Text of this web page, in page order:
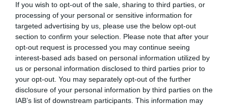
If you wish to opt-out of the sale, sharing to third parties, or
processing of your personal or sensitive information for
targeted advertising by us, please use the below opt-out
section to confirm your selection. Please note that after your
opt-out request is processed you may continue seeing
interest-based ads based on personal information utilized by
us or personal information disclosed to third parties prior to
your opt-out. You may separately opt-out of the further
disclosure of your personal information by third parties on the
IAB’s list of downstream participants. This information may
52'
ΚΙΤΡΙΝΗ ΚΑΡΤΑ
ΜΑΡΤΙΝ ΜΟΝΤΟΓΙΑ
Τσέριν.